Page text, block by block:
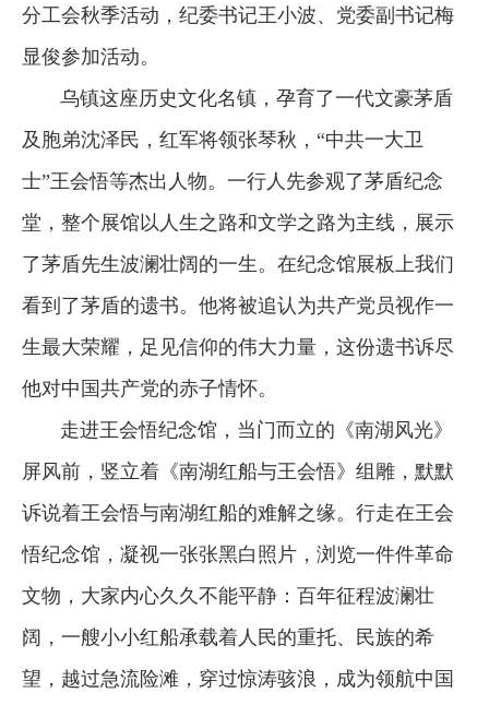
分工会秋季活动，纪委书记王小波、党委副书记梅
显俊参加活动。
乌镇这座历史文化名镇，孕育了一代文豪茅盾
及胞弟沈泽民，红军将领张琴秋，“中共一大卫
士”王会悟等杰出人物。一行人先参观了茅盾纪念
堂，整个展馆以人生之路和文学之路为主线，展示
了茅盾先生波澜壮阔的一生。在纪念馆展板上我们
看到了茅盾的遗书。他将被追认为共产党员视作一
生最大荣耀，足见信仰的伟大力量，这份遗书诉尽
他对中国共产党的赤子情怀。
走进王会悟纪念馆，当门而立的《南湖风光》
屏风前，竖立着《南湖红船与王会悟》组雕，默默
诉说着王会悟与南湖红船的难解之缘。行走在王会
悟纪念馆，凝视一张张黑白照片，浏览一件件革命
文物，大家内心久久不能平静：百年征程波澜壮
阔，一艘小小红船承载着人民的重托、民族的希
望，越过急流险滩，穿过惊涛骇浪，成为领航中国